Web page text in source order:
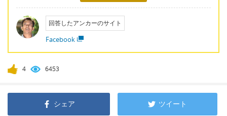
回答したアンカーのサイト
Facebook
4 6453
シェア ツイート